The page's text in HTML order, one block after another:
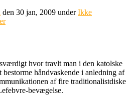
den 30 jan, 2009 underIkke
hvor travlt man i den katolske
håndvaskende i anledning af
af fire traditionalistdiske
bevægelse.